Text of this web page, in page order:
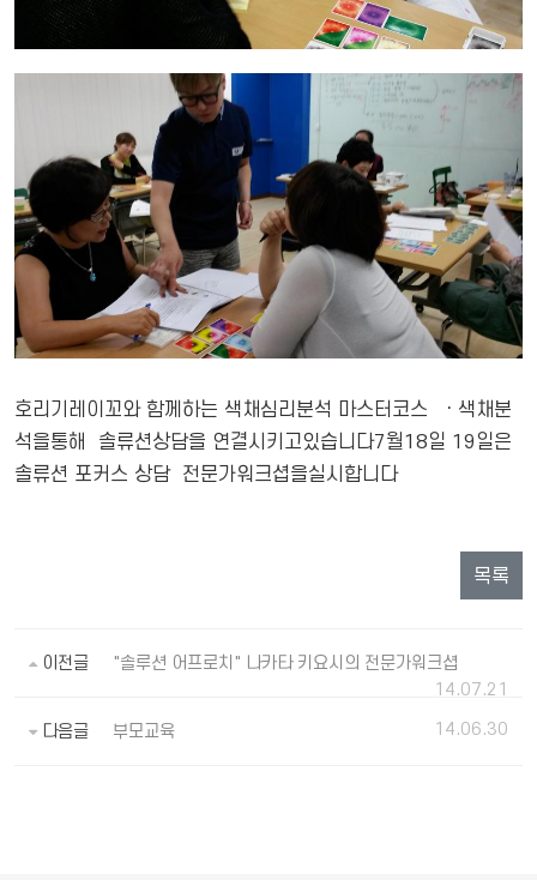
호리기레이꼬와 함께하는 색채심리분석 마스터코스 ㆍ색채분
석을통해 솔류션상담을 연결시키고있습니다7월18일 19일은
솔류션 포커스 상담 전문가워크셥을실시합니다
목록
이전글
"솔루션 어프로치" 나카타 키요시의 전문가워크셥
14.07.21
다음글 부모교육 14.06.30